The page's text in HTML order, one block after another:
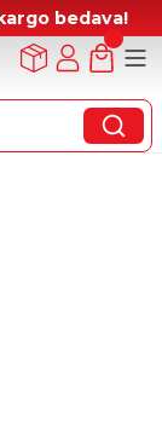
bedava!